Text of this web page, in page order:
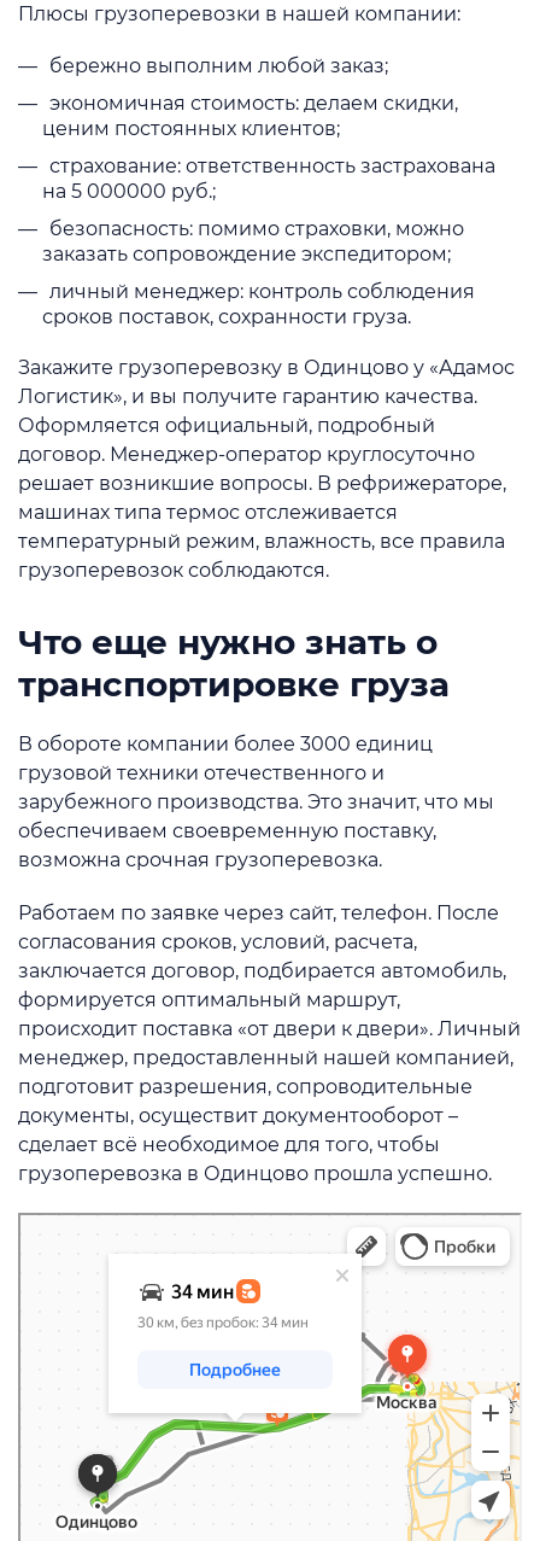
Плюсы грузоперевозки в нашей компании:
бережно выполним любой заказ;
экономичная стоимость: делаем скидки,
ценим постоянных клиентов;
страхование: ответственность застрахована
на 5 000000 руб.;
безопасность: помимо страховки, можно
заказать сопровождение экспедитором;
личный менеджер: контроль соблюдения
сроков поставок, сохранности груза.
Закажите грузоперевозку в Одинцово у «Адамос
Логистик», и вы получите гарантию качества.
Оформляется официальный, подробный
договор. Менеджер-оператор круглосуточно
решает возникшие вопросы. В рефрижераторе,
машинах типа термос отслеживается
температурный режим, влажность, все правила
грузоперевозок соблюдаются.
Что еще нужно знать о
транспортировке груза
В обороте компании более 3000 единиц
грузовой техники отечественного и
зарубежного производства. Это значит, что мы
обеспечиваем своевременную поставку,
возможна срочная грузоперевозка.
Работаем по заявке через сайт, телефон. После
согласования сроков, условий, расчета,
заключается договор, подбирается автомобиль,
формируется оптимальный маршрут,
происходит поставка «от двери к двери». Личный
менеджер, предоставленный нашей компанией,
подготовит разрешения, сопроводительные
документы, осуществит документооборот –
сделает всё необходимое для того, чтобы
грузоперевозка в Одинцово прошла успешно.